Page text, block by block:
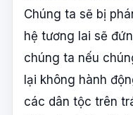
Chúng ta sẽ bị
hệ tương lai sẽ
chúng ta nếu
lại không hành
các dân tộc trên